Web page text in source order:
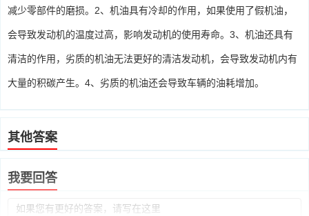
减少零部件的磨损。2、机油具有冷却的作用，如果使用了假机油，
会导致发动机的温度过高，影响发动机的使用寿命。3、机油还具有
清洁的作用，劣质的机油无法更好的清洁发动机，会导致发动机内有
大量的积碳产生。4、劣质的机油还会导致车辆的油耗增加。
其他答案
我要回答